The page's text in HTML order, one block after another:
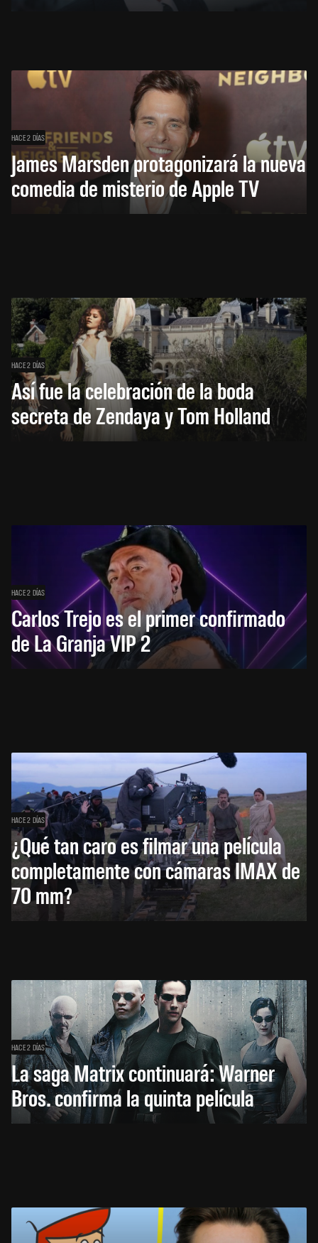
HACE 2 DÍAS
James Marsden protagonizará la nueva
comedia de misterio de Apple TV
HACE 2 DÍAS
Así fue la celebración de la boda
secreta de Zendaya y Tom Holland
HACE 2 DÍAS
Carlos Trejo es el primer confirmado
de La Granja VIP 2
HACE 2 DÍAS
¿Qué tan caro es filmar una película
completamente con cámaras IMAX de
70 mm?
HACE 2 DÍAS
La saga Matrix continuará: Warner
Bros. confirma la quinta película